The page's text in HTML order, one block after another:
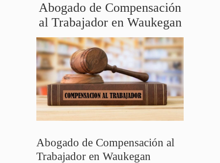
Abogado de Compensación
al Trabajador en Waukegan
Abogado de Compensación al
Trabajador en Waukegan